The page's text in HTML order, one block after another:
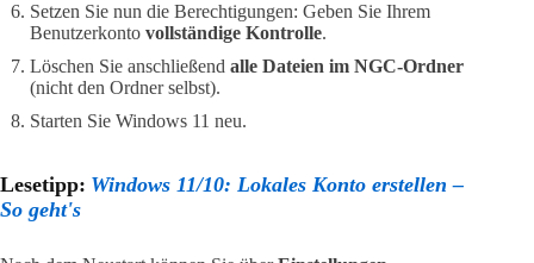
Setzen Sie nun die Berechtigungen: Geben Sie Ihrem
Benutzerkonto vollständige Kontrolle.
Löschen Sie anschließend alle Dateien im NGC-Ordner
(nicht den Ordner selbst).
Starten Sie Windows 11 neu.
Lesetipp: Windows 11/10: Lokales Konto erstellen –
So geht's